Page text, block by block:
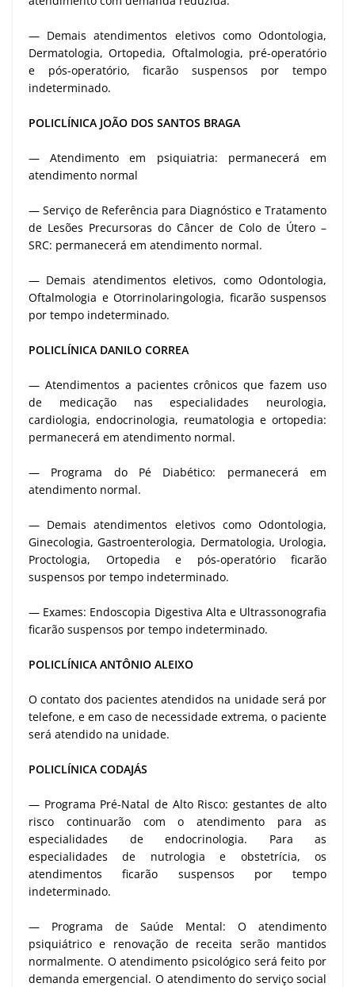
— Demais atendimentos eletivos como Odontologia,
Dermatologia, Ortopedia, Oftalmologia, pré-operatório
e pós-operatório, ficarão suspensos por tempo
indeterminado.
POLICLÍNICA JOÃO DOS SANTOS BRAGA
— Atendimento em psiquiatria: permanecerá em
atendimento normal
— Serviço de Referência para Diagnóstico e Tratamento
de Lesões Precursoras do Câncer de Colo de Útero –
SRC: permanecerá em atendimento normal.
— Demais atendimentos eletivos, como Odontologia,
Oftalmologia e Otorrinolaringologia, ficarão suspensos
por tempo indeterminado.
POLICLÍNICA DANILO CORREA
— Atendimentos a pacientes crônicos que fazem uso
de medicação nas especialidades neurologia,
cardiologia, endocrinologia, reumatologia e ortopedia:
permanecerá em atendimento normal.
— Programa do Pé Diabético: permanecerá em
atendimento normal.
— Demais atendimentos eletivos como Odontologia,
Ginecologia, Gastroenterologia, Dermatologia, Urologia,
Proctologia, Ortopedia e pós-operatório ficarão
suspensos por tempo indeterminado.
— Exames: Endoscopia Digestiva Alta e Ultrassonografia
ficarão suspensos por tempo indeterminado.
POLICLÍNICA ANTÔNIO ALEIXO
O contato dos pacientes atendidos na unidade será por
telefone, e em caso de necessidade extrema, o paciente
será atendido na unidade.
POLICLÍNICA CODAJÁS
— Programa Pré-Natal de Alto Risco: gestantes de alto
risco continuarão com o atendimento para as
especialidades de endocrinologia. Para as
especialidades de nutrologia e obstetrícia, os
atendimentos ficarão suspensos por tempo
indeterminado.
— Programa de Saúde Mental: O atendimento
psiquiátrico e renovação de receita serão mantidos
normalmente. O atendimento psicológico será feito por
demanda emergencial. O atendimento do serviço social